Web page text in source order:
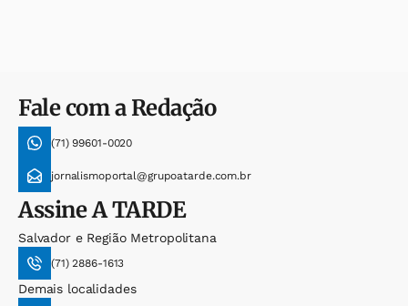
Fale com a Redação
(71) 99601-0020
jornalismoportal@grupoatarde.com.br
AssineA TARDE
Salvador e Região Metropolitana
(71) 2886-1613
Demais localidades